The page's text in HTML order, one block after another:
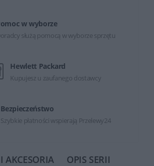
w wyborze
służą pomocą w wyborze sprzętu
Hewlett Packard
Kupujesz u zaufanego dostawcy
Bezpieczeństwo
Szybkie płatności wspierają Przelewy24
AKCESORIA
OPIS SERII